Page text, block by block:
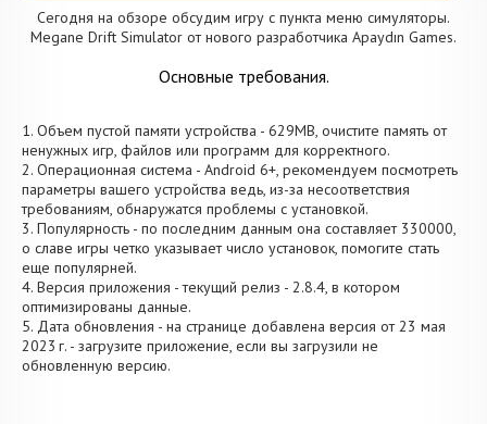
Сегодня на обзоре обсудим игру с пункта меню симуляторы.
Megane Drift Simulator от нового разработчика Apaydın Games.
Основные требования.
1. Объем пустой памяти устройства - 629MB, очистите память от
ненужных игр, файлов или программ для корректного.
2. Операционная система - Android 6+, рекомендуем посмотреть
параметры вашего устройства ведь, из-за несоответствия
требованиям, обнаружатся проблемы с установкой.
3. Популярность - по последним данным она составляет 330000,
о cлаве игры четко указывает число установок, помогите стать
еще популярней.
4. Версия приложения - текущий релиз - 2.8.4, в котором
оптимизированы данные.
5. Дата обновления - на странице добавлена версия от 23 мая
2023 г. - загрузите приложение, если вы загрузили не
обновленную версию.